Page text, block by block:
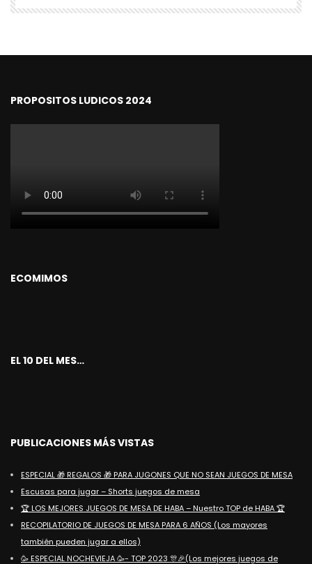
PROPOSITOS LUDICOS 2024
ECOMIMOS
EL 10 DEL MES…
PUBLICACIONES MÁS VISTAS
ESPECIAL 🎁 REGALOS 🎁 PARA JUGONES QUE NO SEAN JUEGOS DE MESA
Escusas para jugar – Shorts juegos de mesa
🏆 LOS MEJORES JUEGOS DE MESA DE HABA – Nuestro TOP de HABA 🏆
RECOPILATORIO DE JUEGOS DE MESA PARA 6 AÑOS (Los mayores
también pueden jugar a ellos)
🥳 ESPECIAL NOCHEVIEJA 🥳- TOP 2023 🎊🎉(Los mejores juegos de